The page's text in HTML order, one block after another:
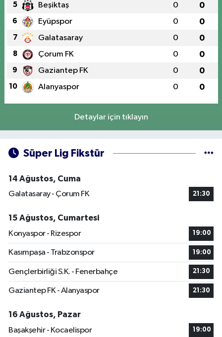
5 Beşiktaş 0 0
6 Eyüpspor 0 0
7 Galatasaray 0 0
8 Çorum FK 0 0
9 Gaziantep FK 0 0
10 Alanyaspor 0 0
Detaylar için tıklayın
Süper Lig Fikstür
14 Ağustos, Cuma
Galatasaray - Çorum FK
21:30
15 Ağustos, Cumartesi
Konyaspor - Rizespor
19:00
Kasımpaşa - Trabzonspor 19:00
Gençlerbirliği S.K. - Fenerbahçe 21:30
Gaziantep FK - Alanyaspor 21:30
16 Ağustos, Pazar
Başakşehir - Kocaelispor
19:00